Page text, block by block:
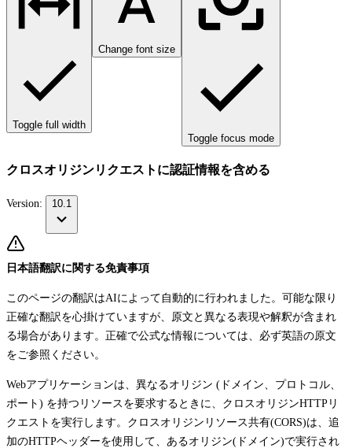
Toggle full width
Change font size
Toggle focus mode
クロスオリジンリクエストに認証情報を含める
Version: 10.1
日本語翻訳に関する免責事項
このページの翻訳はAIによって自動的に行われました。可能な限り
正確な翻訳を心掛けていますが、原文と異なる表現や解釈が含まれ
る場合があります。正確で公式な情報については、必ず英語の原文
をご参照ください。
Webアプリケーションは、異なるオリジン (ドメイン、プロトコル、
ポート) を持つリソースを要求するときに、クロスオリジンHTTPリ
クエストを実行します。クロスオリジンリソース共有(CORS)は、追
加のHTTPヘッダーを使用して、あるオリジン(ドメイン)で実行され